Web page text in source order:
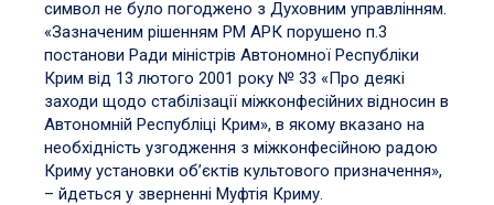
символ не було погоджено з Духовним управлінням.
«Зазначеним рішенням РМ АРК порушено п.3
постанови Ради міністрів Автономної Республіки
Крим від 13 лютого 2001 року № 33 «Про деякі
заходи щодо стабілізації міжконфесійних відносин в
Автономній Республіці Крим», в якому вказано на
необхідність узгодження з міжконфесійною радою
Криму установки об’єктів культового призначення»,
– йдеться у зверненні Муфтія Криму.